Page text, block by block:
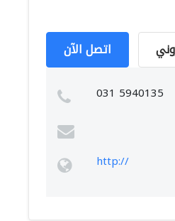
اتصل الآن
031 5940135
http://